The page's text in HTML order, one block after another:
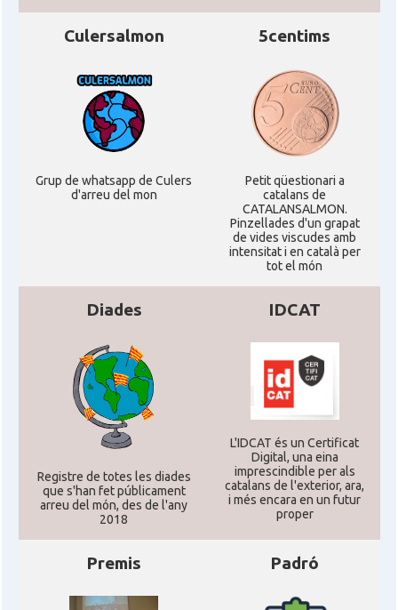
Culersalmon
Grup de whatsapp de Culers
d'arreu del mon
5centims
Petit qüestionari a
catalans de
CATALANSALMON.
Pinzellades d'un grapat
de vides viscudes amb
intensitat i en català per
tot el món
Diades
Registre de totes les diades
que s'han fet públicament
arreu del món, des de l'any
2018
IDCAT
L'IDCAT és un Certificat
Digital, una eina
imprescindible per als
catalans de l'exterior, ara,
i més encara en un futur
proper
Premis Padró